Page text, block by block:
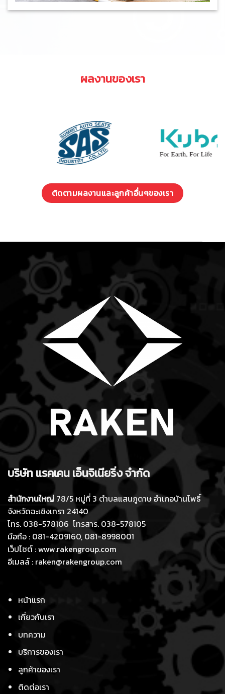
ผลงานของเรา
ติดตามผลงานและลูกค้าอื่นๆของเรา
หน้าแรก
เกี่ยวกับเรา
บทความ
บริการของเรา
ลูกค้าของเรา
ติดต่อเรา
บริษัท แรคเคน เอ็นจิเนียริ่งจำกัด
สำนักงานใหญ่ 78/5 หมู่ที่ 3 ตำบลแสนภูดาษ อำเภอบ้านโพธิ์
จังหวัดฉะเชิงเทรา 24140
โทร. 038-578106 โทรสาร. 038-578105
มือถือ : 081-4209160, 081-8998001
เว็ปไซต์ : www.rakengroup.com
อีเมลล์ : raken@rakengroup.com